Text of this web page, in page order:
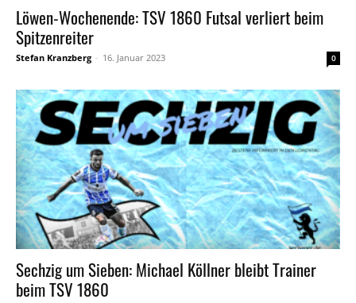
Löwen-Wochenende: TSV 1860 Futsal verliert beim
Spitzenreiter
Stefan Kranzberg - 16. Januar 2023 0
Sechzig um Sieben: Michael Köllner bleibt Trainer
beim TSV 1860